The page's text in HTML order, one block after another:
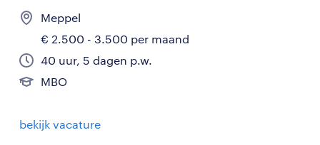
Meppel
€ 2.500 - 3.500 per maand
40 uur, 5 dagen p.w.
MBO
bekijk vacature